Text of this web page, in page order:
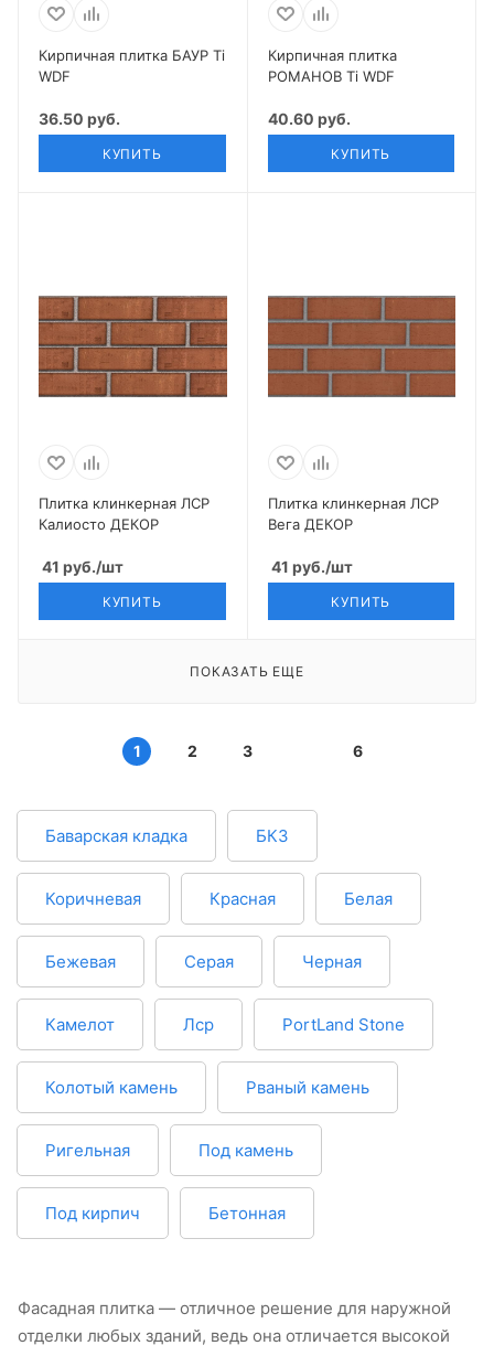
Кирпичная плитка БАУР Ti
WDF
36.50 руб.
КУПИТЬ
Кирпичная плитка
РОМАНОВ Ti WDF
40.60 руб.
КУПИТЬ
Плитка клинкерная ЛСР
Калиосто ДЕКОР
41 руб./шт
КУПИТЬ
Плитка клинкерная ЛСР
Вега ДЕКОР
41 руб./шт
КУПИТЬ
ПОКАЗАТЬ ЕЩЕ
1 2 3 6
Баварская кладка БКЗ
Коричневая Красная Белая
Бежевая Серая Черная
Камелот Лср PortLand Stone
Колотый камень Рваный камень
Ригельная Под камень
Под кирпич Бетонная
Фасадная плитка — отличное решение для наружной
отделки любых зданий, ведь она отличается высокой